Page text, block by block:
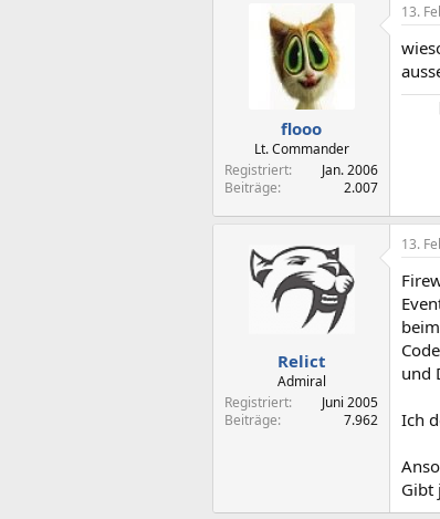
flooo
Lt. Commander
Registriert
Jan. 2006
Beiträge
2.007
13.
Relict
Admiral
Registriert
Juni 2005
Beiträge
7.962
13.
und
Ich
Gibt